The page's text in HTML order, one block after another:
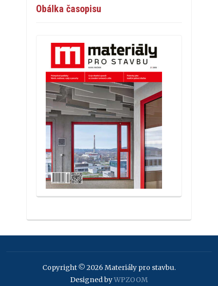
Obálka časopisu
Copyright © 2026 Materiály pro stavbu.
Designed byWPZOOM